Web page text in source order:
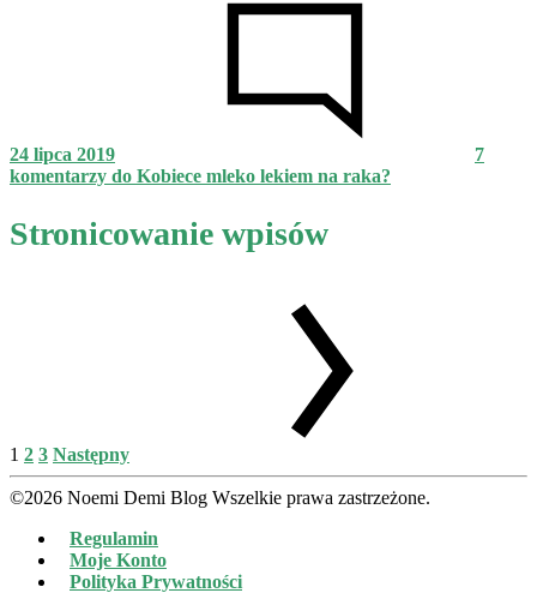
24 lipca 2019
7
komentarzy do Kobiece mleko lekiem na raka?
Stronicowanie wpisów
1 2 3 Następny
©2026 Noemi Demi Blog Wszelkie prawa zastrzeżone.
Regulamin
Moje Konto
Polityka Prywatności